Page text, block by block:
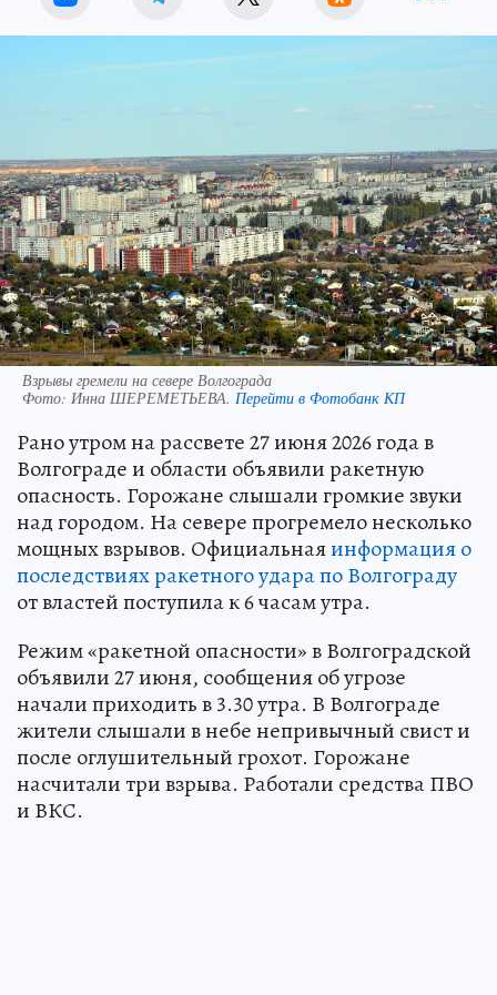
Взрывы гремели на севере Волгограда
Фото: Инна ШЕРЕМЕТЬЕВА. Перейти в Фотобанк КП
Рано утром на рассвете 27 июня 2026 года в
Волгограде и области объявили ракетную
опасность. Горожане слышали громкие звуки
над городом. На севере прогремело несколько
мощных взрывов. Официальнаяинформация о
последствиях ракетного удара по Волгограду
от властей поступила к 6 часам утра.
Режим «ракетной опасности» в Волгоградской
объявили 27 июня, сообщения об угрозе
начали приходить в 3.30 утра. В Волгограде
жители слышали в небе непривычный свист и
после оглушительный грохот. Горожане
насчитали три взрыва. Работали средства ПВО
и ВКС.